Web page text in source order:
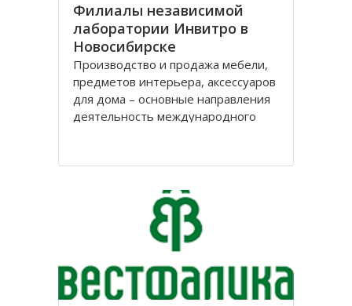
Филиалы независимой
лаборатории Инвитро в
Новосибирске
Производство и продажа мебели,
предметов интерьера, аксессуаров
для дома – основные направления
деятельность международного
мебель присутствует уже десять
долгосрочные отношения с
большим количеством